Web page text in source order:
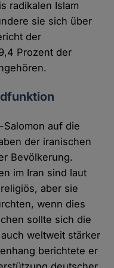
radikalen Islam
sie sich über
der
Prozent der
auf die
der iranischen
Bevölkerung.
im Iran sind laut
aber sie
wenn dies
sollte sich die
weltweit stärker
berichtete er